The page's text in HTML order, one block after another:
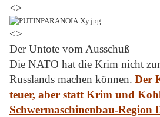
<>
<>
Der Untote vom Ausschuß
Die NATO hat die Krim nicht
Russlands machen können. Der
teuer, aber statt Krim und
Schwermaschinenbau-Region